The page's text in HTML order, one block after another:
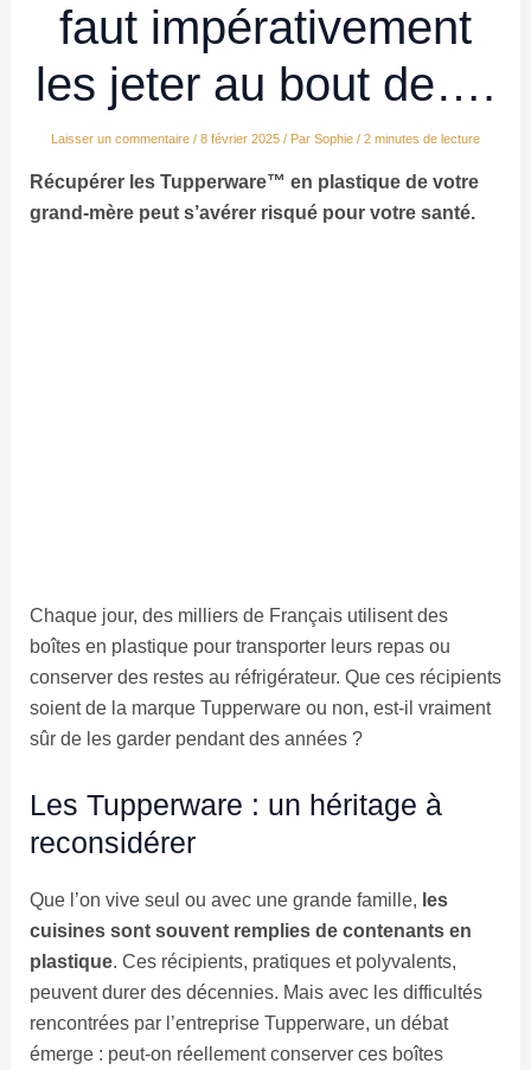
faut impérativement
les jeter au bout de….
Laisser un commentaire / 8 février 2025 / Par Sophie / 2 minutes de lecture
Récupérer les Tupperware™ en plastique de votre
grand-mère peut s’avérer risqué pour votre santé.
Chaque jour, des milliers de Français utilisent des
boîtes en plastique pour transporter leurs repas ou
conserver des restes au réfrigérateur. Que ces récipients
soient de la marque Tupperware ou non, est-il vraiment
sûr de les garder pendant des années ?
Les Tupperware : un héritage à
reconsidérer
Que l’on vive seul ou avec une grande famille, les
cuisines sont souvent remplies de contenants en
plastique. Ces récipients, pratiques et polyvalents,
peuvent durer des décennies. Mais avec les difficultés
rencontrées par l’entreprise Tupperware, un débat
émerge : peut-on réellement conserver ces boîtes